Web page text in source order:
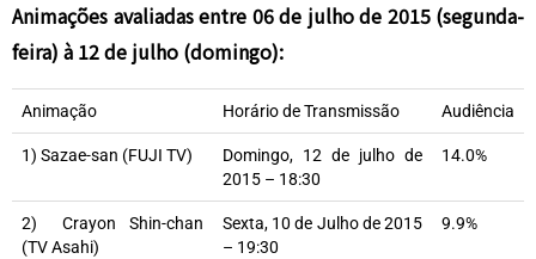
Animações avaliadas entre 06 de julho de 2015 (segunda-
feira) à 12 de julho (domingo):
Animação Horário de Transmissão Audiência
1) Sazae-san (FUJI TV)
Domingo, 12 de julho de
2015 – 18:30
14.0%
2) Crayon Shin-chan
(TV Asahi)
Sexta, 10 de Julho de 2015
– 19:30
9.9%